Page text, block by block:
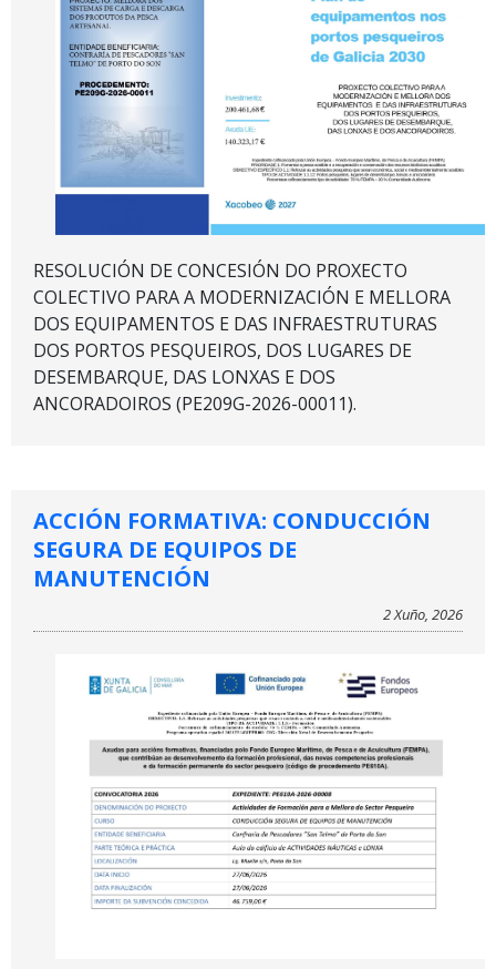
RESOLUCIÓN DE CONCESIÓN DO PROXECTO
COLECTIVO PARA A MODERNIZACIÓN E MELLORA
DOS EQUIPAMENTOS E DAS INFRAESTRUTURAS
DOS PORTOS PESQUEIROS, DOS LUGARES DE
DESEMBARQUE, DAS LONXAS E DOS
ANCORADOIROS (PE209G-2026-00011).
ACCIÓN FORMATIVA: CONDUCCIÓN
SEGURA DE EQUIPOS DE
MANUTENCIÓN
2 Xuño, 2026